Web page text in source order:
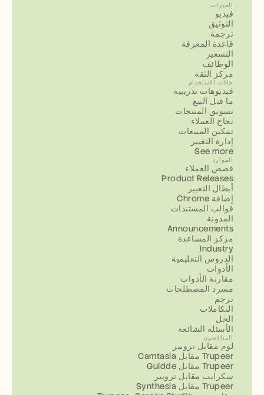
الميزات
فيديو
التوثيق
ترجمة
قاعدة المعرفة
التسعير
الوظائف
مركز الثقة
حالات الاستخدام
فيديوهات تدريبية
ما قبل البيع
تسويق المنتجات
نجاح العملاء
تمكين المبيعات
إدارة التغيير
See more
الموارد
قصص العملاء
Product Releases
أبطال التغيير
إضافة Chrome
قوالب المستندات
المدونة
Announcements
مركز المساعدة
Industry
الدروس التعليمية
الأدوات
مقارنة الأدوات
مسرد المصطلحات
ترجم
التكاملات
الحل
الأسئلة الشائعة
المنافسون
لوم مقابل تروبير
Camtasia مقابل Trupeer
Guidde مقابل Trupeer
سكرايب مقابل تروبير
Synthesia مقابل Trupeer